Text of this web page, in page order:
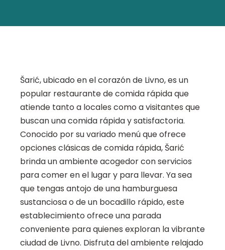
Šarić, ubicado en el corazón de Livno, es un
popular restaurante de comida rápida que
atiende tanto a locales como a visitantes que
buscan una comida rápida y satisfactoria.
Conocido por su variado menú que ofrece
opciones clásicas de comida rápida, Šarić
brinda un ambiente acogedor con servicios
para comer en el lugar y para llevar. Ya sea
que tengas antojo de una hamburguesa
sustanciosa o de un bocadillo rápido, este
establecimiento ofrece una parada
conveniente para quienes exploran la vibrante
ciudad de Livno. Disfruta del ambiente relajado